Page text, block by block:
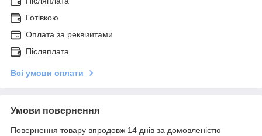
Готівкою
Оплата за реквізитами
Післяплата
Всі умови оплати
Умови повернення
Повернення товару впродовж 14 днів за домовленістю